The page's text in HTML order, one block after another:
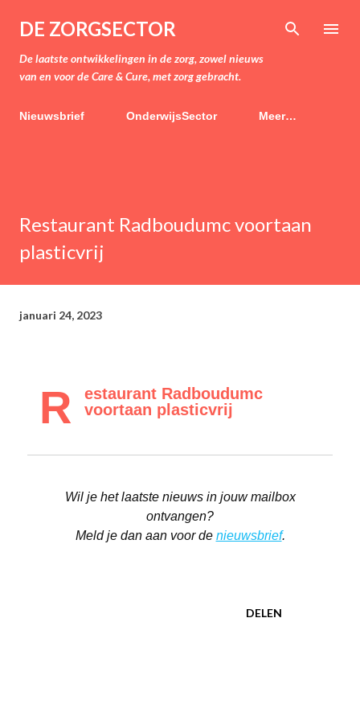
Doorgaan naar hoofdcontent
DE ZORGSECTOR
De laatste ontwikkelingen in de zorg, zowel nieuws
van en voor de Care & Cure, met zorg gebracht.
Nieuwsbrief OnderwijsSector Meer…
Restaurant Radboudumc voortaan
plasticvrij
januari 24, 2023
R
estaurant Radboudumc
voortaan plasticvrij
Wil je het laatste nieuws in jouw mailbox
ontvangen?
Meld je dan aan voor de nieuwsbrief.
DELEN